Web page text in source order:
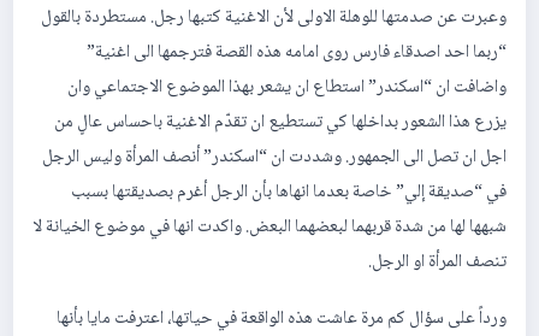
وعبرت عن صدمتها للوهلة الاولى لأن الاغنية كتبها رجل. مستطردة بالقول
“ربما احد اصدقاء فارس روى امامه هذه القصة فترجمها الى اغنية”
واضافت ان “اسكندر” استطاع ان يشعر بهذا الموضوع الاجتماعي وان
يزرع هذا الشعور بداخلها كي تستطيع ان تقدّم الاغنية باحساس عالٍ من
اجل ان تصل الى الجمهور. وشددت ان “اسكندر” أنصف المرأة وليس الرجل
في “صديقة إلي” خاصة بعدما انهاها بأن الرجل أغرم بصديقتها بسبب
شبهها لها من شدة قربهما لبعضهما البعض. واكدت انها في موضوع الخيانة لا
تنصف المرأة او الرجل.
ورداً على سؤال كم مرة عاشت هذه الواقعة في حياتها، اعترفت مايا بأنها